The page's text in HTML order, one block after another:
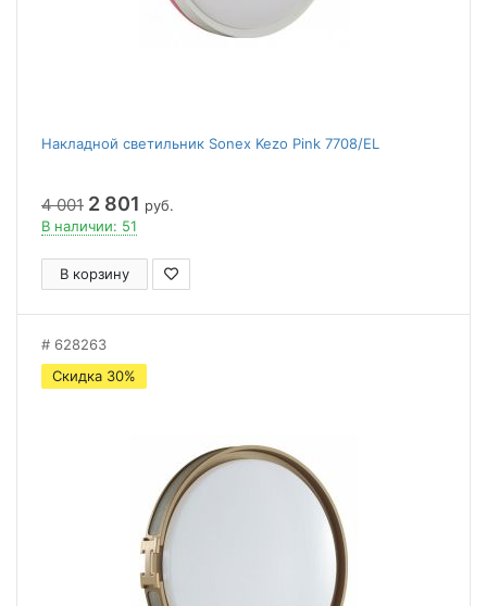
Накладной светильник Sonex Kezo Pink 7708/EL
4 001 2 801 руб.
В наличии: 51
В корзину
628263
Скидка 30%